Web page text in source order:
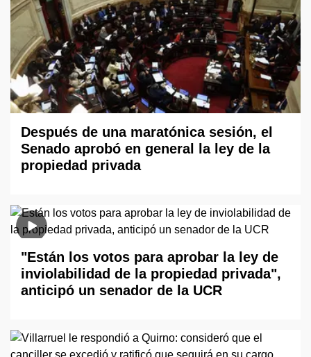
Después de una maratónica sesión, el
Senado aprobó en general la ley de la
propiedad privada
"Están los votos para aprobar la ley de
inviolabilidad de la propiedad privada",
anticipó un senador de la UCR